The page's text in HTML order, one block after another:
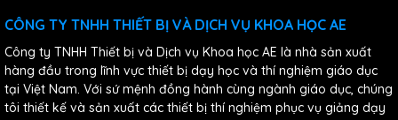
CÔNG TY TNHH THIẾT BỊ VÀ DỊCH VỤ KHOA HỌC AE
Công ty TNHH Thiết bị và Dịch vụ Khoa học AE là nhà sản xuất
hàng đầu trong lĩnh vực thiết bị dạy học và thí nghiệm giáo dục
tại Việt Nam. Với sứ mệnh đồng hành cùng ngành giáo dục, chúng
tôi thiết kế và sản xuất các thiết bị thí nghiệm phục vụ giảng dạy